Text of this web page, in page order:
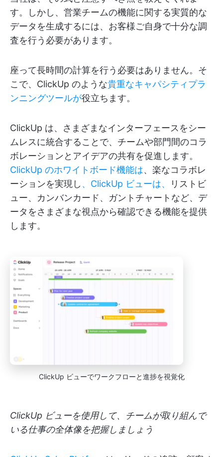
す。しかし、営業チームの機能に関する実質的な
データを生成するには、お客様ご自身で十分な調
査を行う必要があります。
座って長時間の計算を行う必要はありません。そ
こで、ClickUp のような貴重なキャパシティプラ
ンニングツールが役立ちます。
ClickUp は、さまざまなインターフェースをシー
ムレスに統合することで、チームや部門間のコラ
ボレーションとアイデアの共有を促進します。
ClickUp のホワイトボード機能は、楽なコラボレ
ーションを実現し 、ClickUp ビューは、
リストビ
ュー、カンバンカード、ガントチャートなど、デ
ータをさまざまな視点から確認できる機能を提供
します。
ClickUp ビューでワークフローと進捗を視覚化
ClickUp ビューを使用して、チームが取り組んで
いる仕事の全体像を把握しましょう